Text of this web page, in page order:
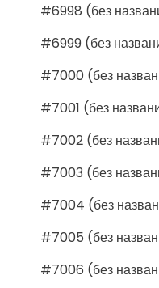
#6998 (без
#6999 (без
#7000 (без
#7001 (без
#7002 (без
#7003 (без
#7004 (без
#7005 (без
#7006 (без